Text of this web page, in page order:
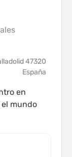
47320
España
en
mundo